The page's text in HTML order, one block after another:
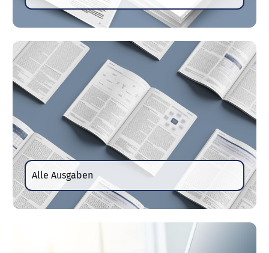
Alle Ausgaben